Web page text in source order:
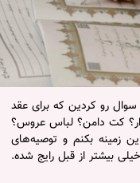
رو کردین که برای عقد
کت دامن؟ لباس عروس؟
زمینه بکنم و توصیه‌های
بیشتر از قبل رایج شده.